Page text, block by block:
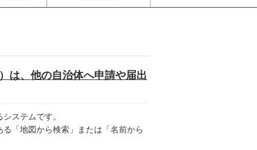
は、他の自治体へ申請や届出
ステムです。
「地図から検索」または「名前から